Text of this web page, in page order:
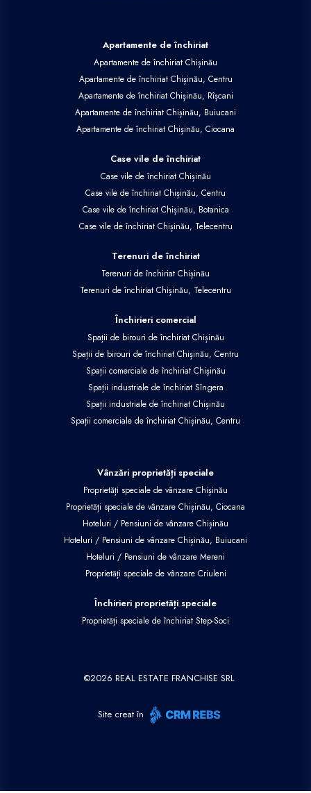
Apartamente de închiriat
Apartamente de închiriat Chișinău
Apartamente de închiriat Chișinău, Centru
Apartamente de închiriat Chișinău, Rîșcani
Apartamente de închiriat Chișinău, Buiucani
Apartamente de închiriat Chișinău, Ciocana
Case vile de închiriat
Case vile de închiriat Chișinău
Case vile de închiriat Chișinău, Centru
Case vile de închiriat Chișinău, Botanica
Case vile de închiriat Chișinău, Telecentru
Terenuri de închiriat
Terenuri de închiriat Chișinău
Terenuri de închiriat Chișinău, Telecentru
Închirieri comercial
Spații de birouri de închiriat Chișinău
Spații de birouri de închiriat Chișinău, Centru
Spații comerciale de închiriat Chișinău
Spații industriale de închiriat Sîngera
Spații industriale de închiriat Chișinău
Spații comerciale de închiriat Chișinău, Centru
Vânzări proprietăți speciale
Proprietăți speciale de vânzare Chișinău
Proprietăți speciale de vânzare Chișinău, Ciocana
Hoteluri / Pensiuni de vânzare Chișinău
Hoteluri / Pensiuni de vânzare Chișinău, Buiucani
Hoteluri / Pensiuni de vânzare Mereni
Proprietăți speciale de vânzare Criuleni
Închirieri proprietăți speciale
Proprietăți speciale de închiriat Step-Soci
©2026 REAL ESTATE FRANCHISE SRL
Site creat în